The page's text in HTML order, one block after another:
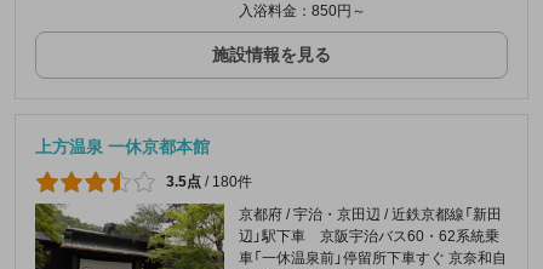
入浴料金：850円～
施設情報を見る
上方温泉 一休京都本館
3.5点 / 180件
京都府 / 宇治・京田辺 / 近鉄京都線「新田
辺」駅下車 京阪宇治バス60・62系統乗
車「一休温泉前」停留所下車すぐ 京奈和自